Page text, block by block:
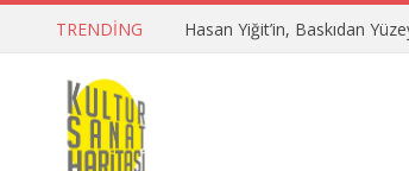
TRENDING Hasan Yiğit’in, Baskıdan